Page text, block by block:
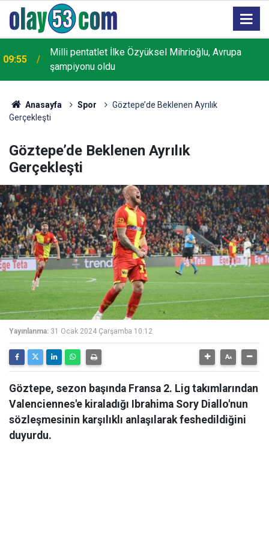
09:55
Milli pentatlet İlke Özyüksel Mihrioğlu, Avrupa
şampiyonu oldu
Anasayfa Spor
Göztepe’de Beklenen Ayrılık
Gerçekleşti
Göztepe’de Beklenen Ayrılık
Gerçekleşti
Yayınlanma: 31 Ocak 2024 Çarşamba 10:12
Göztepe, sezon başında Fransa 2. Lig takımlarından
Valenciennes'e kiraladığı Ibrahima Sory Diallo'nun
sözleşmesinin karşılıklı anlaşılarak feshedildiğini
duyurdu.